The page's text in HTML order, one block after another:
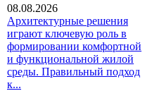
08.08.2026
Архитектурные решения
играют ключевую роль в
формировании комфортной
и функциональной жилой
среды. Правильный подход
к...